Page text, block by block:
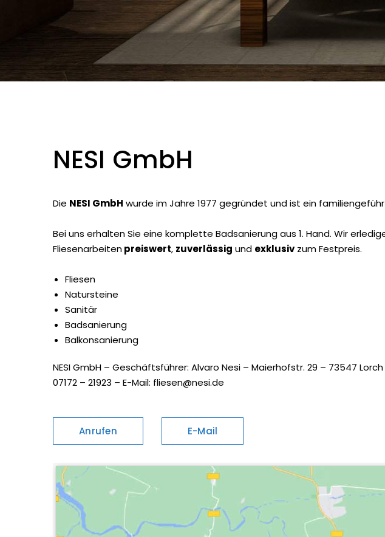
NESI GmbH
Die NESI GmbH wurde im Jahre 1977 gegründet und ist ein
Bei uns erhalten Sie eine komplette Badsanierung aus 1. Hand. Wir
Fliesenarbeitenpreiswert, zuverlässig und exklusiv zum Festpreis.
Fliesen
Natursteine
Sanitär
Badsanierung
Balkonsanierung
NESI GmbH – Geschäftsführer: Alvaro Nesi – Maierhofstr. 29 – 73547
07172 – 21923 – E-Mail: fliesen@nesi.de
Anrufen E-Mail